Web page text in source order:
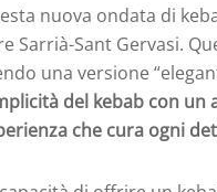
nuova ondata di
Sarrià-Sant Gervasi.
una versione
del kebab con
che cura ogni